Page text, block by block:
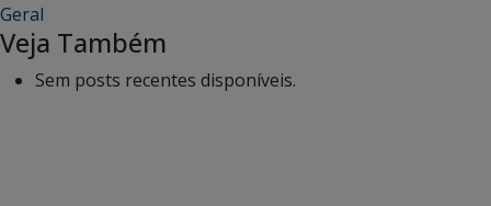
Geral
Veja Também
Sem posts recentes disponíveis.